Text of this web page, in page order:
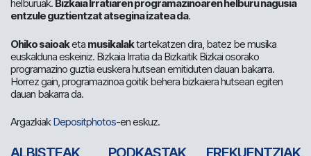
helburuak. Bizkaia Irratiaren programazinoaren helburu nagusia
entzule guztientzat atsegina izatea da.
Ohiko saioaketa musikalaktartekatzen dira, batez be musika
euskalduna eskeiniz. Bizkaia Irratia da Bizkaitik Bizkai osorako
programazino guztia euskera hutsean emitiduten dauan bakarra.
Horrez gain, programazinoa goitik behera bizkaiera hutsean egiten
dauan bakarra da.
ArgazkiakDepositphotos-en eskuz.
ALBISTEAK PODKASTAK FREKUENTZIAK